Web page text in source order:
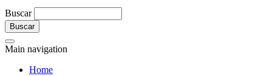
Buscar
Main navigation
Home